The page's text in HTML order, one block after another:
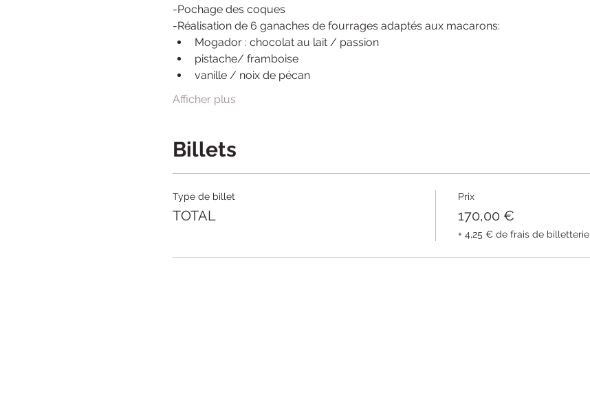
-Pochage des coques
-Réalisation de 6 ganaches de fourrages adaptés aux macarons:
Mogador : chocolat au lait / passion
pistache/ framboise
vanille / noix de pécan
Afficher plus
Billets
Type de billet
TOTAL
Prix
170,00 €
+ 4,25 € de frais de billetterie